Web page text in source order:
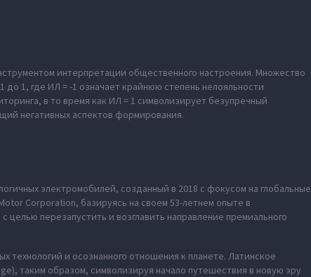
интерпретации общественного настроения. Множество
1, где ИЛ = -1 означает крайнюю степень нелояльности
в то время как ИЛ = 1 символизирует безупречный
негативных аспектов формирования.
электромобилей, созданный в 2018 с фокусом на глобальные
Corporation, базируясь на своем 53-летнем опыте в
перезапустить и возглавить направление премиального
технологий и осознанного отношения к планете. Латинское
таким образом, символизируя начало путешествия в новую эру